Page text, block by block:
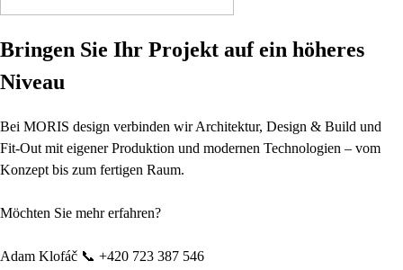
Bringen Sie Ihr Projekt auf ein höheres
Niveau
Bei MORIS design verbinden wir Architektur, Design & Build und
Fit-Out mit eigener Produktion und modernen Technologien – vom
Konzept bis zum fertigen Raum.
Möchten Sie mehr erfahren?
Adam Klofáč 📞 +420 723 387 546